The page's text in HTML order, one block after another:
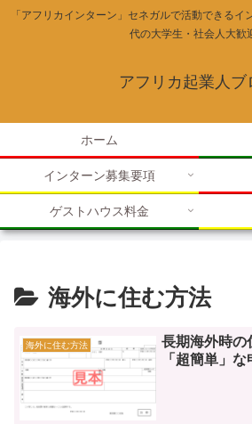
「アフリカインターン」セネガルで活動できる
代の大学生・社会人大歓
アフリカ起業人ブ
ホーム
インターン募集要項
ゲストハウス料金
海外に住む方法
海外に住む方法
長期海外時の
「超簡単」